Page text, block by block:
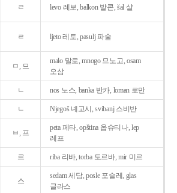
ㄹ levo 레보, balkon 발콘, šal 샬
ㄹ ljeto 레토, pasulj 파술
ㅁ, 므
malo 말로, mnogo 므노고, osam
오삼
ㄴ nos 노스, banka 반카, loman 로만
ㄴ Njegoš 녜고시, svibanj 스비반
ㅂ, 프
peta 페타, opština 옵슈티나, lep
레프
르 riba 리바, torba 토르바, mir 미르
스
sedam 세담, posle 포슬레, glas
글라스